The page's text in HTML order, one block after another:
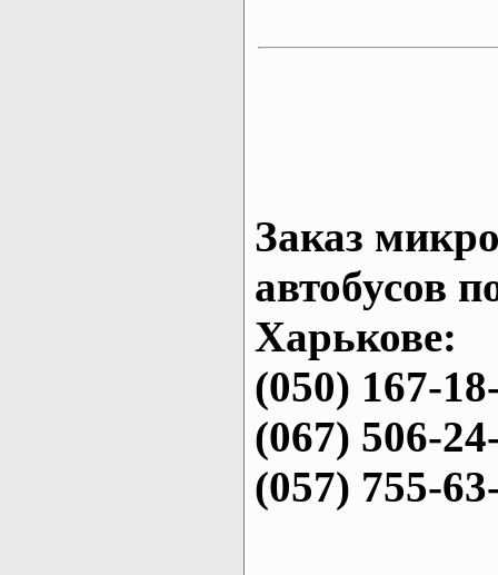
Заказ
автобусов
Харькове:
(050) 167-
(067) 506-
(057) 755-